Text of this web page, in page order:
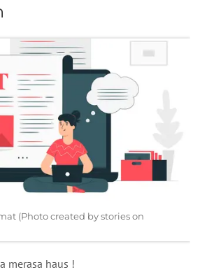
(Photo created by stories on
merasa haus !